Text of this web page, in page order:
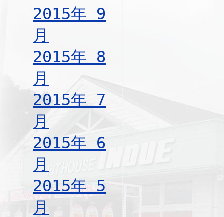
2015年 9
月
2015年 8
月
2015年 7
月
2015年 6
月
2015年 5
月